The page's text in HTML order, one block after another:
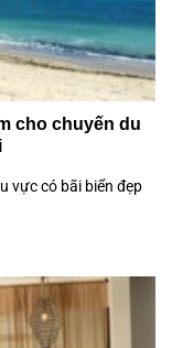
cho chuyến du
vực có bãi biển đẹp